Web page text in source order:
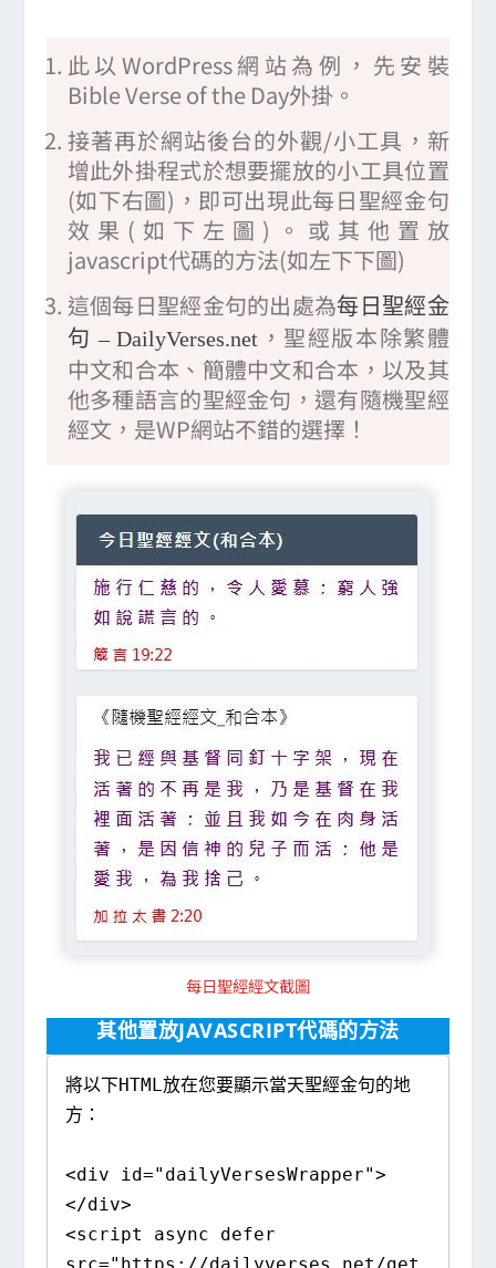
此以WordPress網站為例，先安裝
Bible Verse of the Day外掛。
接著再於網站後台的外觀/小工具，新
增此外掛程式於想要擺放的小工具位置
(如下右圖)，即可出現此每日聖經金句
效果(如下左圖)。或其他置放
javascript代碼的方法(如左下下圖)
這個每日聖經金句的出處為每日聖經金
句 – DailyVerses.net ，聖經版本除繁體
中文和合本、簡體中文和合本，以及其
他多種語言的聖經金句，還有隨機聖經
經文，是WP網站不錯的選擇！
每日聖經經文截圖
其他置放JAVASCRIPT代碼的方法
將以下HTML放在您要顯示當天聖經金句的地
方：
<div id="dailyVersesWrapper">
</div>
<script async defer